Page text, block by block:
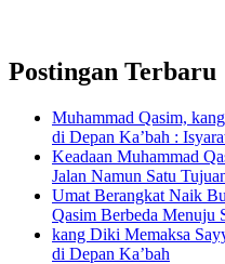
Postingan Terbaru
Muhammad Qasim,
di Depan Ka’bah :
Keadaan Muhammad
Jalan Namun Satu
Umat Berangkat Naik
Qasim Berbeda Menuju
kang Diki Memaksa
di Depan Ka’bah